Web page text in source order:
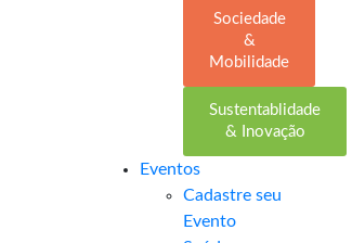
Sociedade
&
Mobilidade
Sustentablidade
& Inovação
Eventos
Cadastre seu
Evento